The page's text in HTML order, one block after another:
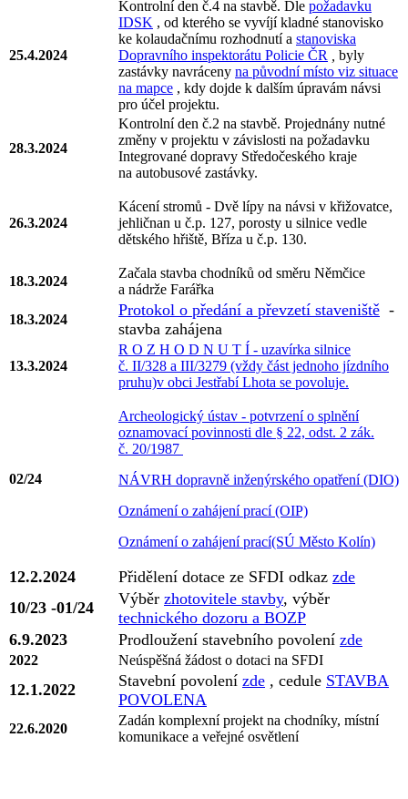
25.4.2024
Kontrolní den č.4 na stavbě. Dle požadavku
IDSK , od kterého se vyvíjí kladné stanovisko
ke kolaudačnímu rozhodnutí a stanoviska
Dopravního inspektorátu Policie ČR , byly
zastávky navráceny na původní místo viz situace
na mapce , kdy dojde k dalším úpravám návsi
pro účel projektu.
28.3.2024
Kontrolní den č.2 na stavbě. Projednány nutné
změny v projektu v závislosti na požadavku
Integrované dopravy Středočeského kraje
na autobusové zastávky.
26.3.2024
Kácení stromů - Dvě lípy na návsi v křižovatce,
jehličnan u č.p. 127, porosty u silnice vedle
dětského hřiště, Bříza u č.p. 130.
18.3.2024
Začala stavba chodníků od směru Němčice
a nádrže Farářka
18.3.2024
Protokol o předání a převzetí staveniště -
stavba zahájena
13.3.2024
R O Z H O D N U T Í - uzavírka silnice
č. II/328 a III/3279 (vždy část jednoho jízdního
pruhu)v obci Jestřabí Lhota se povoluje.
02/24
Archeologický ústav - potvrzení o splnění
oznamovací povinnosti dle § 22, odst. 2 zák.
č. 20/1987
NÁVRH dopravně inženýrského opatření (DIO)
Oznámení o zahájení prací (OIP)
Oznámení o zahájení prací(SÚ Město Kolín)
12.2.2024 Přidělení dotace ze SFDI odkaz zde
10/23 -01/24
Výběr zhotovitele stavby, výběr
technického dozoru a BOZP
6.9.2023
Prodloužení stavebního povolení zde
2022 Neúspěšná žádost o dotaci na SFDI
12.1.2022 Stavební povolení zde , cedule STAVBA
POVOLENA
22.6.2020
Zadán komplexní projekt na chodníky, místní
komunikace a veřejné osvětlení